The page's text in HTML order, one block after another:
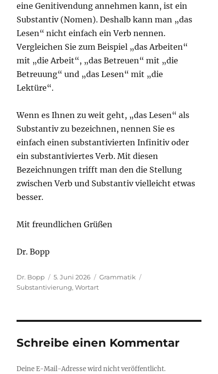
eine Genitivendung annehmen kann, ist ein
Substantiv (Nomen). Deshalb kann man „das
Lesen“ nicht einfach ein Verb nennen.
Vergleichen Sie zum Beispiel „das Arbeiten“
mit „die Arbeit“, „das Betreuen“ mit „die
Betreuung“ und „das Lesen“ mit „die
Lektüre“.
Wenn es Ihnen zu weit geht, „das Lesen“ als
Substantiv zu bezeichnen, nennen Sie es
einfach einen substantivierten Infinitiv oder
ein substantiviertes Verb. Mit diesen
Bezeichnungen trifft man den die Stellung
zwischen Verb und Substantiv vielleicht etwas
besser.
Mit freundlichen Grüßen
Dr. Bopp
Autor
Dr. Bopp
Veröffentlicht
am
5. Juni 2026 Kategorien
Grammatik
Substantivierung,Wortart
Schreibe einen Kommentar
Deine E-Mail-Adresse wird nicht veröffentlicht.